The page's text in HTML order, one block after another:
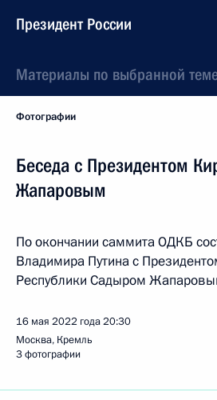
Президент России
Материалы по выбранной
Фотографии
Беседа с Президентом
Жапаровым
По окончании саммита ОДКБ
Владимира Путина с
Республики Садыром
16 мая 2022 года20:30
Москва, Кремль
3 фотографии